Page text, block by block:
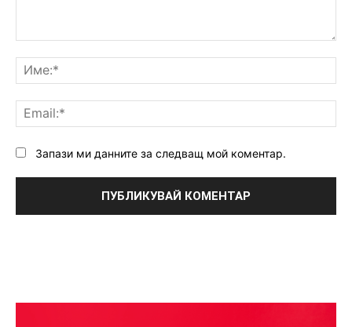
Запази ми данните за следващ мой коментар.